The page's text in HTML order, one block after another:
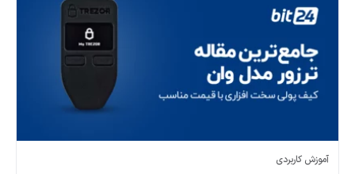
آموزش کاربردی